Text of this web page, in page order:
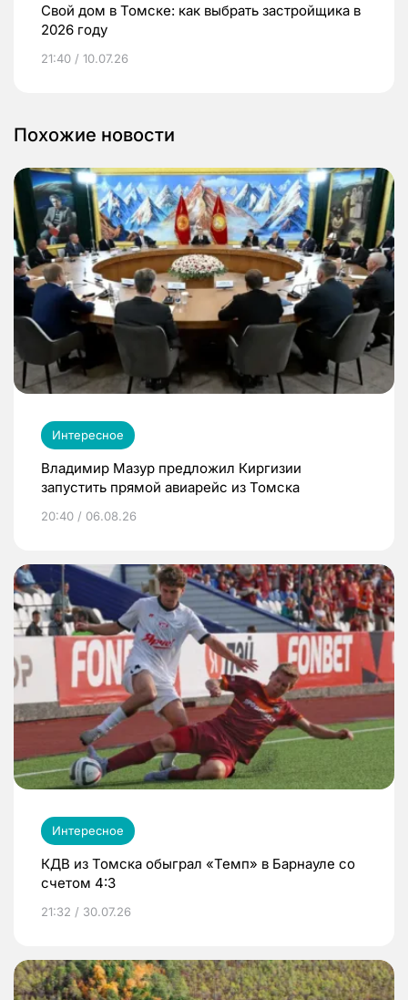
Свой дом в Томске: как выбрать застройщика в
2026 году
21:40 / 10.07.26
Похожие новости
Интересное
Владимир Мазур предложил Киргизии
запустить прямой авиарейс из Томска
20:40 / 06.08.26
Интересное
КДВ из Томска обыграл «Темп» в Барнауле со
счетом 4:3
21:32 / 30.07.26